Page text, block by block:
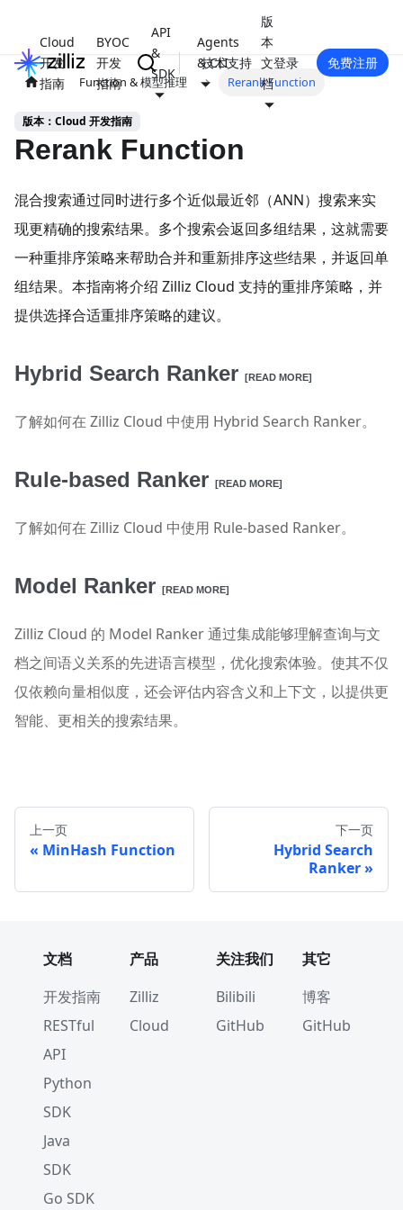
Cloud
开发
指南
BYOC
开发
指南
API
&
SDK
Agents
& CLI
版
本
文
档
技术支持 登录 免费注册
Function & 模型推理 Rerank Function
版本：Cloud 开发指南
Rerank Function
混合搜索通过同时进行多个近似最近邻（ANN）搜索来实
现更精确的搜索结果。多个搜索会返回多组结果，这就需要
一种重排序策略来帮助合并和重新排序这些结果，并返回单
组结果。本指南将介绍 Zilliz Cloud 支持的重排序策略，并
提供选择合适重排序策略的建议。
Hybrid Search Ranker [READ MORE]
了解如何在 Zilliz Cloud 中使用 Hybrid Search Ranker。
Rule-based Ranker [READ MORE]
了解如何在 Zilliz Cloud 中使用 Rule-based Ranker。
Model Ranker [READ MORE]
Zilliz Cloud 的 Model Ranker 通过集成能够理解查询与文
档之间语义关系的先进语言模型，优化搜索体验。使其不仅
仅依赖向量相似度，还会评估内容含义和上下文，以提供更
智能、更相关的搜索结果。
上一页
MinHash Function
下一页
Hybrid Search
Ranker
文档
开发指南
RESTful
API
Python
SDK
Java
SDK
Go SDK
产品
Zilliz
Cloud
关注我们
Bilibili
GitHub
其它
博客
GitHub